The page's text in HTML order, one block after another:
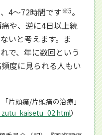
4～72時間です※5。
や、逆に4日以上続
いと考えます。ま
で、年に数回という
度に見られる人もい
片頭痛/片頭痛の治療」
別ウィン
）